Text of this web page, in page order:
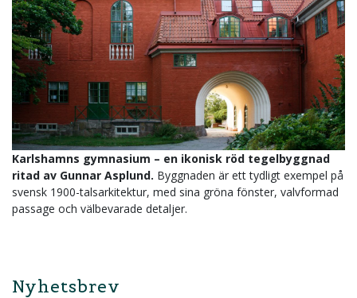
Karlshamns gymnasium – en ikonisk röd tegelbyggnad
ritad av Gunnar Asplund. Byggnaden är ett tydligt exempel på
svensk 1900-talsarkitektur, med sina gröna fönster, valvformad
passage och välbevarade detaljer.
Nyhetsbrev